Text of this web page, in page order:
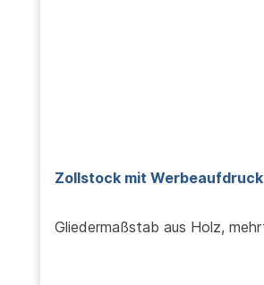
Zollstock mit Werbeaufdruck